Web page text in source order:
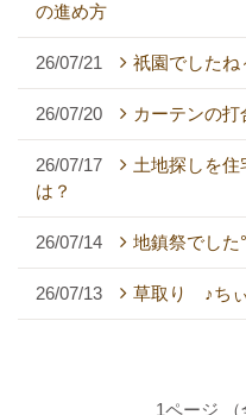
の進め方
26/07/21 祇園でした
26/07/20 カーテンの
26/07/17
土地探しを住
は？
26/07/14 地鎮祭でした
26/07/13 草取り ♪ち
1ページ （